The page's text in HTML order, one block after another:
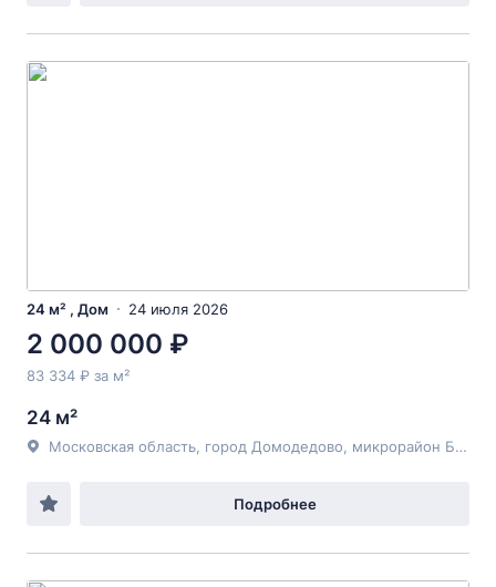
24 м² , Дом 24 июля 2026
2 000 000 ₽
83 334 ₽ за м²
24 м²
Московская область, город Домодедово, микрорайон Белые Столбы, территория снт Фильм, дом 102,
Подробнее